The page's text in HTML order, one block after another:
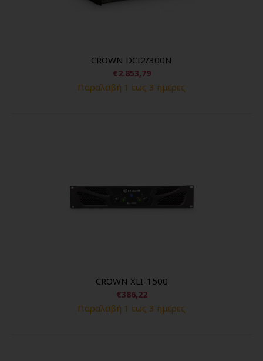
CROWN DCI2/300N
€2.853,79
Παραλαβή 1 εως 3 ημέρες
CROWN XLI-1500
€386,22
Παραλαβή 1 εως 3 ημέρες